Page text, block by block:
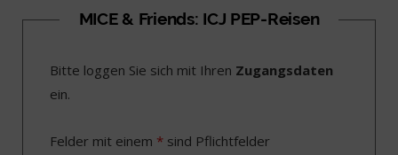
c
b
o
T
i
t
s
a
r
n
e
I
MICE & Friends: ICJ PEP-Reisen
Bitte loggen Sie sich mit Ihren Zugangsdaten
ein.
Felder mit einem * sind Pflichtfelder